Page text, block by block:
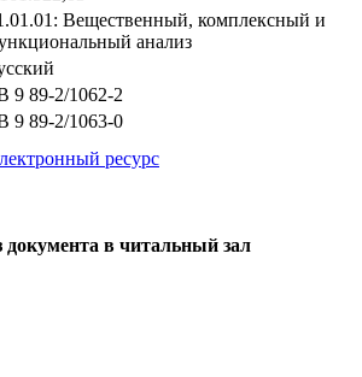
Вещественный, комплексный и
анализ
9 89-2/1062-2
9 89-2/1063-0
ресурс
документа в читальный зал